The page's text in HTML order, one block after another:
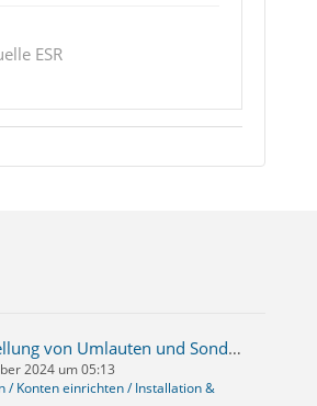
ESR
Fehler bei Darstellung von Umlauten und Sonderzeichen - aber nur im Quelltext
2024 um 05:13
/ Konten einrichten / Installation &